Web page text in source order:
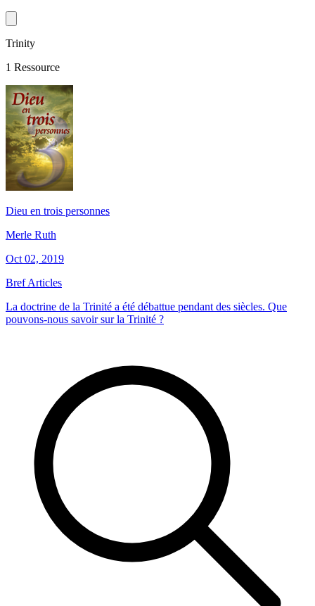
Trinity
1 Ressource
Dieu en trois personnes
Merle Ruth
Oct 02, 2019
Bref Articles
La doctrine de la Trinité a été débattue pendant des siècles. Que
pouvons-nous savoir sur la Trinité ?